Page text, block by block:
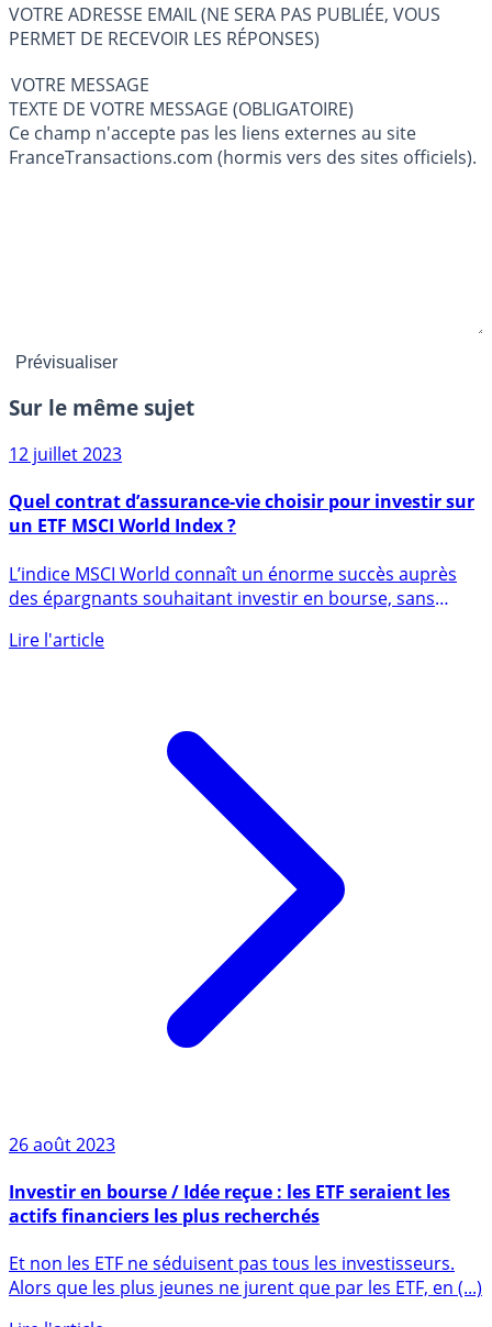
VOTRE ADRESSE EMAIL (NE SERA PAS PUBLIÉE, VOUS
PERMET DE RECEVOIR LES RÉPONSES)
VOTRE MESSAGE
TEXTE DE VOTRE MESSAGE (OBLIGATOIRE)
Ce champ n'accepte pas les liens externes au site
FranceTransactions.com (hormis vers des sites officiels).
Sur le même sujet
12 juillet 2023
un ETF MSCI World Index ?
L’indice MSCI World connaît un énorme succès auprès
des épargnants souhaitant investir en bourse, sans
26 août 2023
actifs financiers les plus recherchés